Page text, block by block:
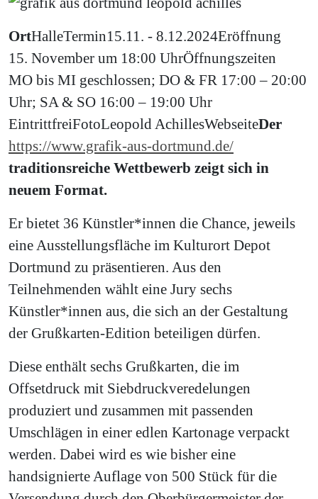
OrtHalleTermin15.11. - 8.12.2024Eröffnung
15. November um 18:00 UhrÖffnungszeiten
MO bis MI geschlossen; DO & FR 17:00 – 20:00
Uhr; SA & SO 16:00 – 19:00 Uhr
EintrittfreiFotoLeopold AchillesWebseite
https://www.grafik-aus-dortmund.de/
Der
traditionsreiche Wettbewerb zeigt sich in
neuem Format.
Er bietet 36 Künstler*innen die Chance, jeweils
eine Ausstellungsfläche im Kulturort Depot
Dortmund zu präsentieren. Aus den
Teilnehmenden wählt eine Jury sechs
Künstler*innen aus, die sich an der Gestaltung
der Grußkarten-Edition beteiligen dürfen.
Diese enthält sechs Grußkarten, die im
Offsetdruck mit Siebdruckveredelungen
produziert und zusammen mit passenden
Umschlägen in einer edlen Kartonage verpackt
werden. Dabei wird es wie bisher eine
handsignierte Auflage von 500 Stück für die